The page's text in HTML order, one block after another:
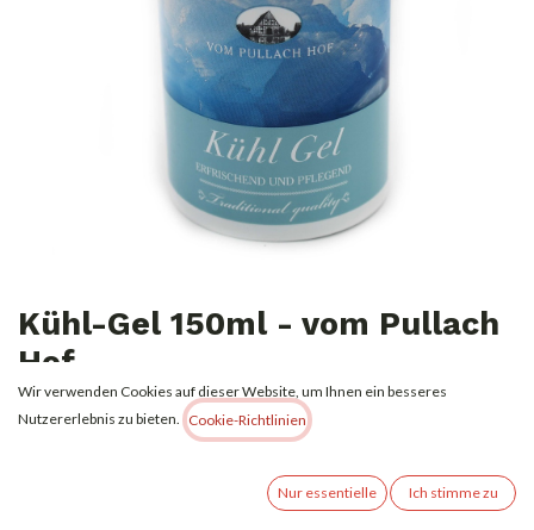
Kühl-Gel 150ml - vom Pullach
Hof
1,99€ Alle Preise inkl. MwSt.zzgl. Versandkosten
Wir verwenden Cookies auf dieser Website, um Ihnen ein besseres
Nutzererlebnis zu bieten.
Cookie-Richtlinien
Nur essentielle Ich stimme zu